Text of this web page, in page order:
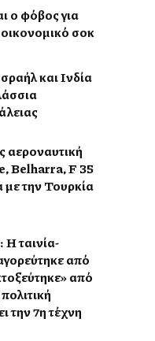
ο φόβος για
σοκ
και Ινδία
αεροναυτική
Belharra, F 35
με την Τουρκία
ταινία-
από
από
την 7η τέχνη